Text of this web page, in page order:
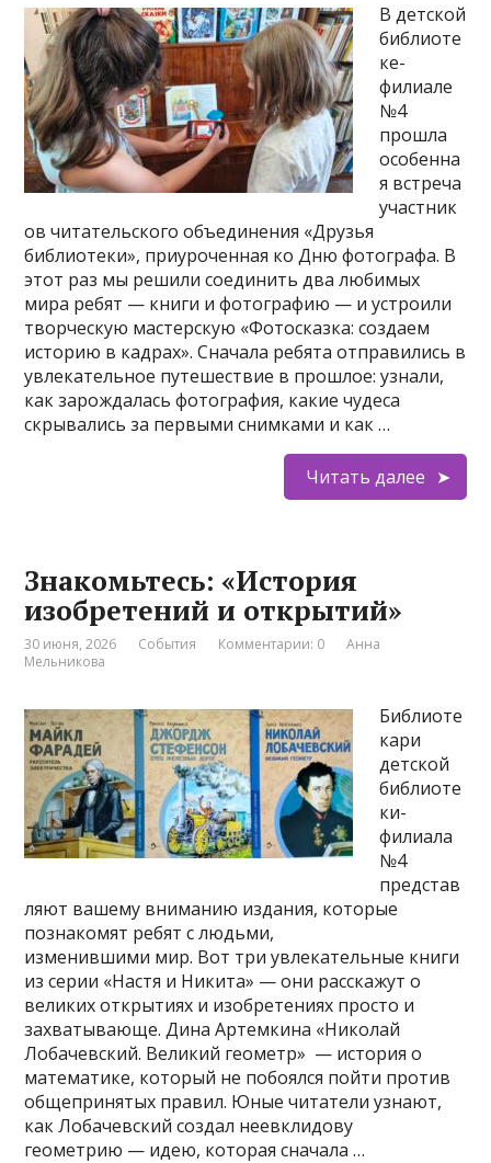
В детской
библиоте
ке-
филиале
№4
прошла
особенна
я встреча
участник
ов читательского объединения «Друзья
библиотеки», приуроченная ко Дню фотографа. В
этот раз мы решили соединить два любимых
мира ребят — книги и фотографию — и устроили
творческую мастерскую «Фотосказка: создаем
историю в кадрах». Сначала ребята отправились в
увлекательное путешествие в прошлое: узнали,
как зарождалась фотография, какие чудеса
скрывались за первыми снимками и как …
Читать далее
Знакомьтесь: «История
изобретений и открытий»
30 июня, 2026 События Комментарии: 0
Анна
Мельникова
Библиоте
кари
детской
библиоте
ки-
филиала
№4
представ
ляют вашему вниманию издания, которые
познакомят ребят с людьми,
изменившими мир. Вот три увлекательные книги
из серии «Настя и Никита» — они расскажут о
великих открытиях и изобретениях просто и
захватывающе. Дина Артемкина «Николай
Лобачевский. Великий геометр» — история о
математике, который не побоялся пойти против
общепринятых правил. Юные читатели узнают,
как Лобачевский создал неевклидову
геометрию — идею, которая сначала …